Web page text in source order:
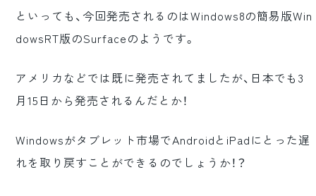
といっても、今回発売されるのはWindows8の簡易版Win
dowsRT版のSurfaceのようです。
アメリカなどでは既に発売されてましたが、日本でも3
月15日から発売されるんだとか！
Windowsがタブレット市場でAndroidとiPadにとった遅
れを取り戻すことができるのでしょうか！？